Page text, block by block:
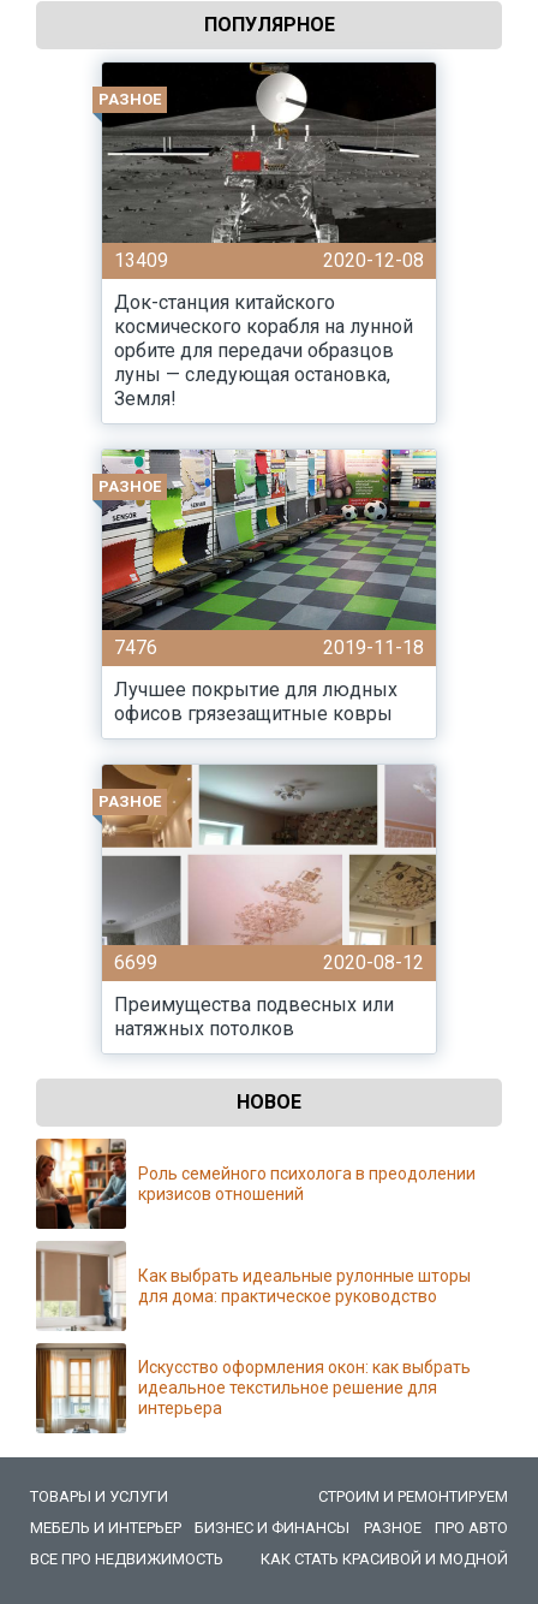
ПОПУЛЯРНОЕ
РАЗНОЕ
13409
2020-12-08
Док-станция китайского
космического корабля на лунной
орбите для передачи образцов
луны — следующая остановка,
Земля!
РАЗНОЕ
7476
2019-11-18
Лучшее покрытие для людных
офисов грязезащитные ковры
РАЗНОЕ
6699
2020-08-12
Преимущества подвесных или
натяжных потолков
НОВОЕ
Роль семейного психолога в преодолении
кризисов отношений
Как выбрать идеальные рулонные шторы
для дома: практическое руководство
Искусство оформления окон: как выбрать
идеальное текстильное решение для
интерьера
ТОВАРЫ И УСЛУГИ
СТРОИМ И РЕМОНТИРУЕМ
МЕБЕЛЬ И ИНТЕРЬЕР
БИЗНЕС И ФИНАНСЫ РАЗНОЕ
ПРО АВТО
ВСЕ ПРО НЕДВИЖИМОСТЬ
КАК СТАТЬ КРАСИВОЙ И МОДНОЙ